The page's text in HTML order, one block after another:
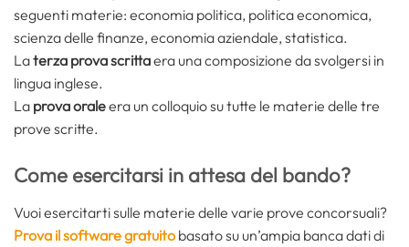
seguenti materie: economia politica, politica economica,
scienza delle finanze, economia aziendale, statistica.
Laterza prova scrittaera una composizione da svolgersi in
lingua inglese.
La prova oraleera un colloquio su tutte le materie delle tre
prove scritte.
Come esercitarsi in attesa del bando?
Vuoi esercitarti sulle materie delle varie prove concorsuali?
Prova il software gratuito basato su un’ampia banca dati di